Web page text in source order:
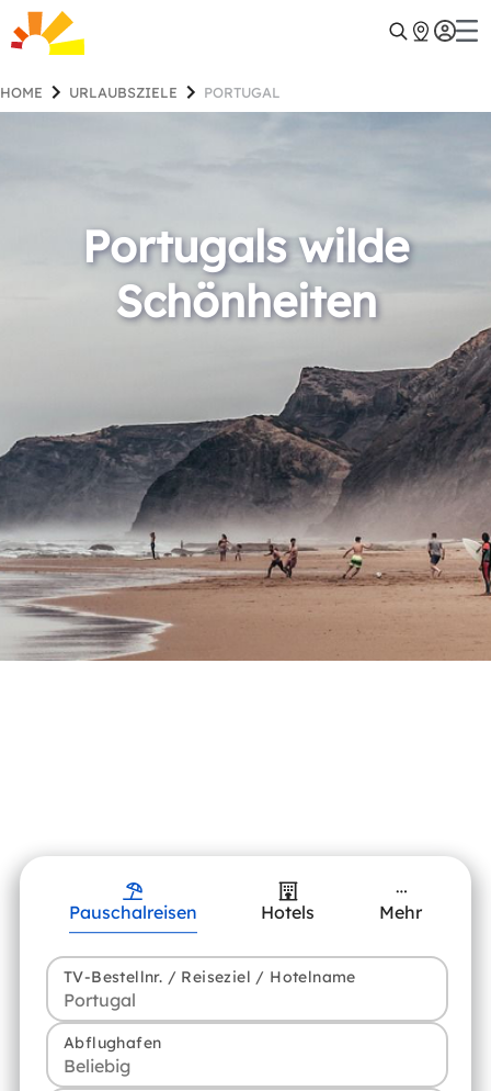
HOME URLAUBSZIELE PORTUGAL
Portugals wilde
Schönheiten
Pauschalreisen Hotels Mehr
TV-Bestellnr. / Reiseziel / Hotelname
Abflughafen